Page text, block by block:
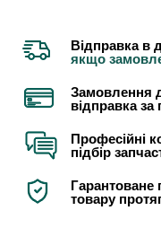
Відправка в
якщо
Замовлення
відправка
Професійні
підбір
Гарантоване
товару